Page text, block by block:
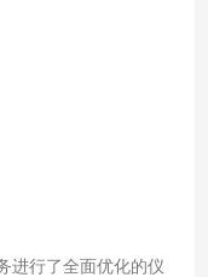
进行了全面优化的仪